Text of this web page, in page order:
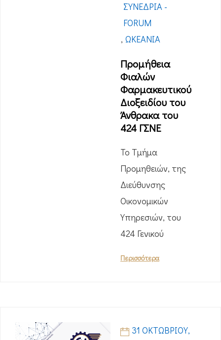
ΣΥΝΈΔΡΙΑ -
FORUM
, ΩΚΕΑΝΊΑ
Προμήθεια
Φιαλών
Φαρμακευτικού
Διοξειδίου του
Άνθρακα του
424 ΓΣΝΕ
Το Τμήμα
Προμηθειών, της
Διεύθυνσης
Οικονομικών
Υπηρεσιών, του
424 Γενικού
Περισσότερα
31 ΟΚΤΩΒΡΊΟΥ,